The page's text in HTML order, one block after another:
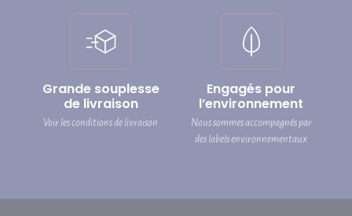
Grande souplesse
de livraison
Voir les conditions de livraison
Engagés pour
l’environnement
Nous sommes accompagnés par
des labels environnementaux